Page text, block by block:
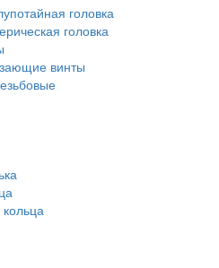
головка
головка
винты